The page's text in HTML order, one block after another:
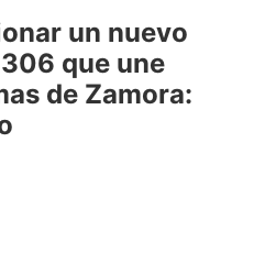
un nuevo
que une
de Zamora: